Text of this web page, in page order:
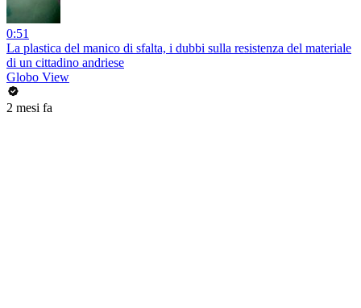
0:51
La plastica del manico di sfalta, i dubbi sulla resistenza del materiale
di un cittadino andriese
Globo View
2 mesi fa